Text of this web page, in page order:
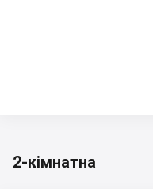
2-кімнатна